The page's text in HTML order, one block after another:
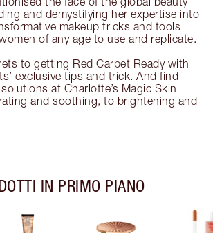
and demystifying her expertise into
makeup tricks and tools
of any age to use and replicate.
to getting Red Carpet Ready with
exclusive tips and trick. And find
at Charlotte’s Magic Skin
and soothing, to brightening and
IN PRIMO PIANO